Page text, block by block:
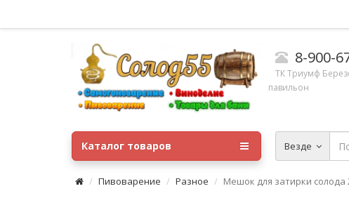
8-900-
ТК ​Триумф​
павильон
Везде
Каталог товаров
Пивоварение Разное Мешок для затирки солода